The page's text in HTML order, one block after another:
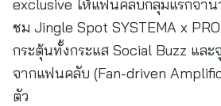
exclusive ให้แฟนคลับกลุ่มแรกจำ
ชม Jingle Spot SYSTEMA x
กระตุ้นทั้งกระแส Social Buzz และ
จากแฟนคลับ (Fan-driven
ตัว